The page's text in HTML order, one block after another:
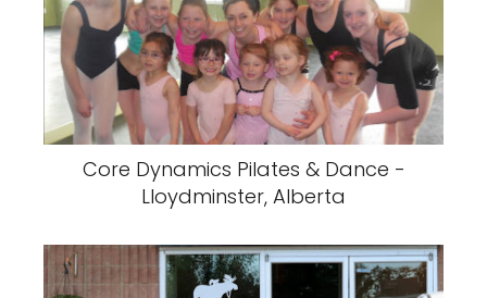
Core Dynamics Pilates & Dance -
Lloydminster, Alberta